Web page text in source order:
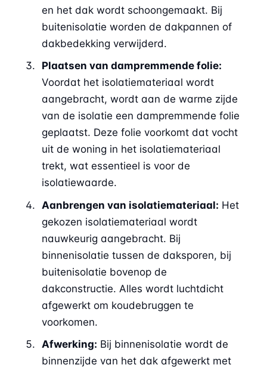
en het dak wordt schoongemaakt. Bij
buitenisolatie worden de dakpannen of
dakbedekking verwijderd.
Plaatsen van dampremmende folie:
Voordat het isolatiemateriaal wordt
aangebracht, wordt aan de warme zijde
van de isolatie een dampremmende folie
geplaatst. Deze folie voorkomt dat vocht
uit de woning in het isolatiemateriaal
trekt, wat essentieel is voor de
isolatiewaarde.
Aanbrengen van isolatiemateriaal: Het
gekozen isolatiemateriaal wordt
nauwkeurig aangebracht. Bij
binnenisolatie tussen de daksporen, bij
buitenisolatie bovenop de
dakconstructie. Alles wordt luchtdicht
afgewerkt om koudebruggen te
voorkomen.
Afwerking: Bij binnenisolatie wordt de
binnenzijde van het dak afgewerkt met